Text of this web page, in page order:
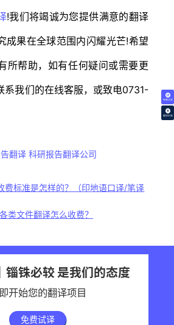
免费试译
翻译价格
!我们将竭诚为您提供满意的翻译
成果在全球范围内闪耀光芒!希望
所帮助，如有任何疑问或需要更
系我们的在线客服，或致电0731-
翻译 科研报告翻译公司
费标准是怎样的？（印地语口译/笔译
类文件翻译怎么收费？
锱铢必较 是我们的态度
开始您的翻译项目
免费试译